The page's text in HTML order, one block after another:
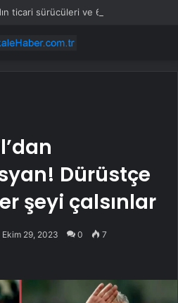
Dürüstçe
şeyi çalsınlar
Ekim 29, 2023 0 7